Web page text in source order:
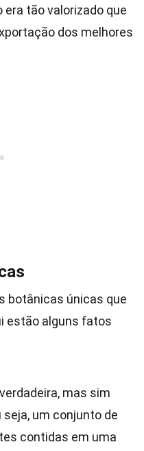
era tão valorizado que
dos melhores
botânicas únicas que
estão alguns fatos
mas sim
um conjunto de
contidas em uma